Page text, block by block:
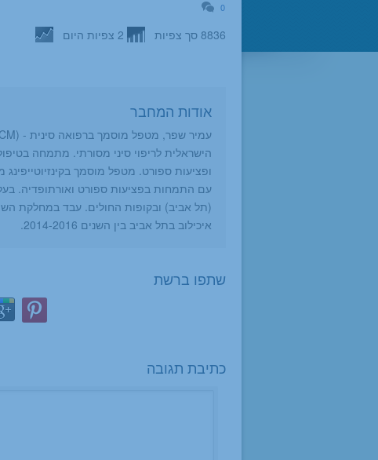
0
8836 סך צפיות 2 צפיות היום
אודות המחבר
הישראלית לריפוי סיני מסורתי. מתמחה
עם התמחות בפציעות ספורט ואורתופדיה.
(תל אביב) ובקופות החולים. עבד במחלקת
איכילוב בתל אביב בין השנים 2014-2016.
שתפו ברשת
כתיבת תגובה